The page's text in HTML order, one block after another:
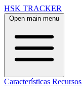
HSK TRACKER
Open main menu
Características Recursos